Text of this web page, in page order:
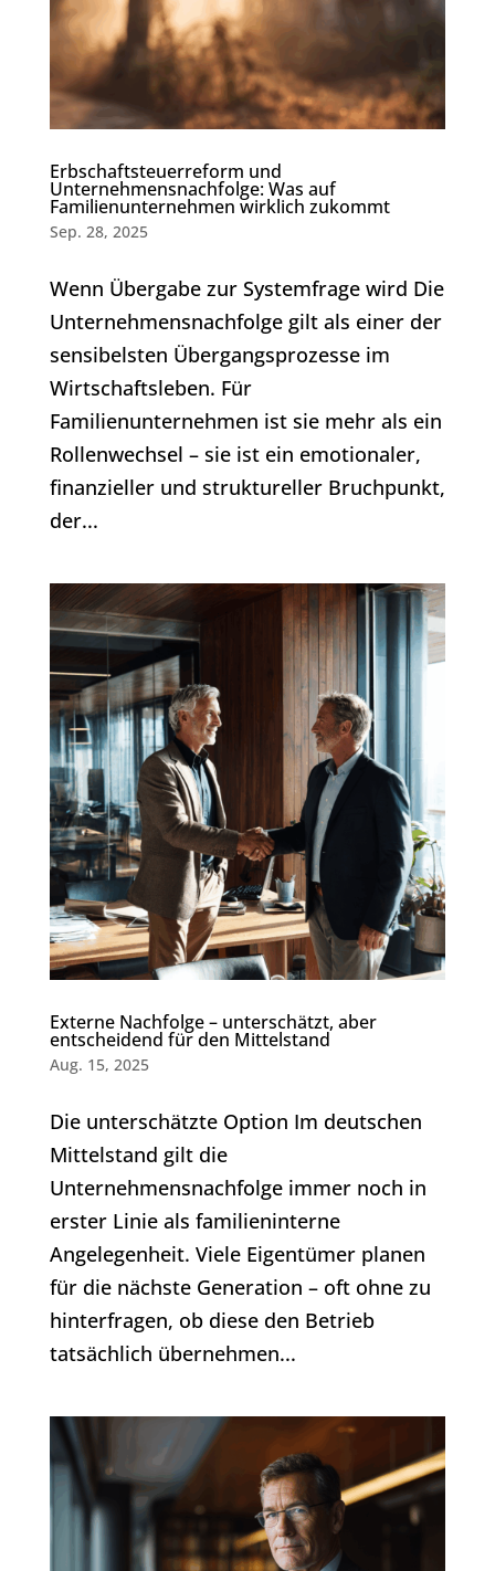
Erbschaftsteuerreform und
Unternehmensnachfolge: Was auf
Familienunternehmen wirklich zukommt
Sep. 28, 2025
Wenn Übergabe zur Systemfrage wird Die
Unternehmensnachfolge gilt als einer der
sensibelsten Übergangsprozesse im
Wirtschaftsleben. Für
Familienunternehmen ist sie mehr als ein
Rollenwechsel – sie ist ein emotionaler,
finanzieller und struktureller Bruchpunkt,
der...
Externe Nachfolge – unterschätzt, aber
entscheidend für den Mittelstand
Aug. 15, 2025
Die unterschätzte Option Im deutschen
Mittelstand gilt die
Unternehmensnachfolge immer noch in
erster Linie als familieninterne
Angelegenheit. Viele Eigentümer planen
für die nächste Generation – oft ohne zu
hinterfragen, ob diese den Betrieb
tatsächlich übernehmen...